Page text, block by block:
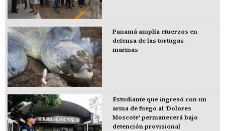
Panamá amplía efuerzos en
defensa de las tortugas
marinas
Estudiante que ingresó con un
arma de fuego al 'Dolores
Moscote' permanecerá bajo
detención provisional